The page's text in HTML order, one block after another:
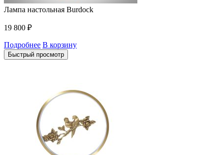
Лампа настольная Burdock
19 800 ₽
Подробнее В корзину
Быстрый просмотр